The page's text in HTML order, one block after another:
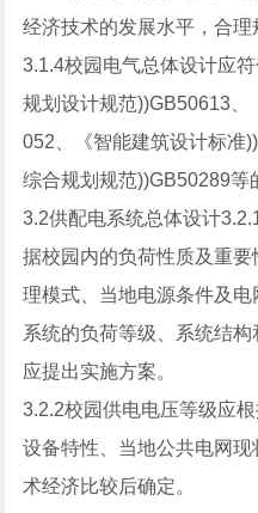
经济技术的发展水平，合理
3.1.4校园电气总体设计应
规划设计规范))GB50613
052、《智能建筑设计标准
综合规划规范))GB50289等
3.2供配电系统总体设计
据校园内的负荷性质及重
理模式、当地电源条件及
系统的负荷等级、系统结
应提出实施方案。
3.2.2校园供电电压等级应
设备特性、当地公共电网
术经济比较后确定。